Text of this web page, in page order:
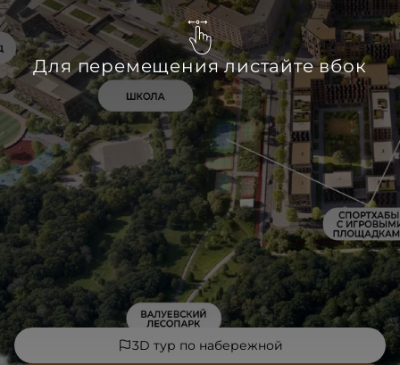
3D тур по набережной
Для перемещения листайте вбок